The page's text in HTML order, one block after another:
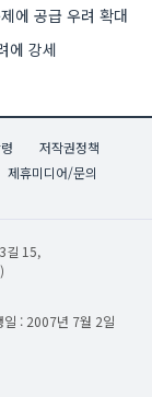
에 공급 우려 확대
에 강세
저작권정책
제휴미디어/문의
길 15,
일 : 2007년 7월 2일